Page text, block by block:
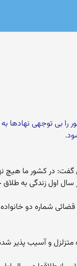
بی توجهی نهادها
گفت: در کشور ما
سال اول زندگی به
شماره دو
متزلزل و آسیب پذیر